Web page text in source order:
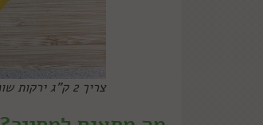
צריך 2 ק"ג ירקות שונים. צילום: עז תלם